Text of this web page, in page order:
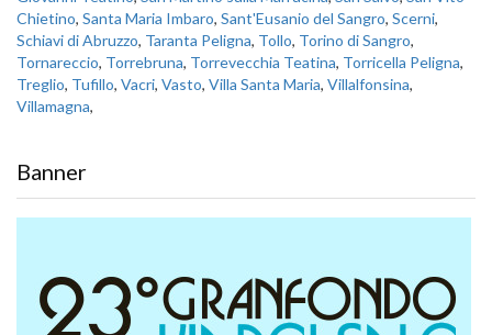
Chietino, Santa Maria Imbaro, Sant'Eusanio del Sangro, Scerni,
Schiavi di Abruzzo, Taranta Peligna, Tollo, Torino di Sangro,
Tornareccio, Torrebruna, Torrevecchia Teatina, Torricella Peligna,
Treglio, Tufillo, Vacri, Vasto, Villa Santa Maria, Villalfonsina,
Villamagna,
Banner